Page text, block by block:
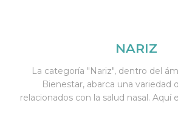
NARIZ
La categoría "Nariz", dentro del
Bienestar, abarca una variedad
relacionados con la salud nasal. Aquí